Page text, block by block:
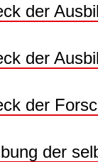
der
der
der
der